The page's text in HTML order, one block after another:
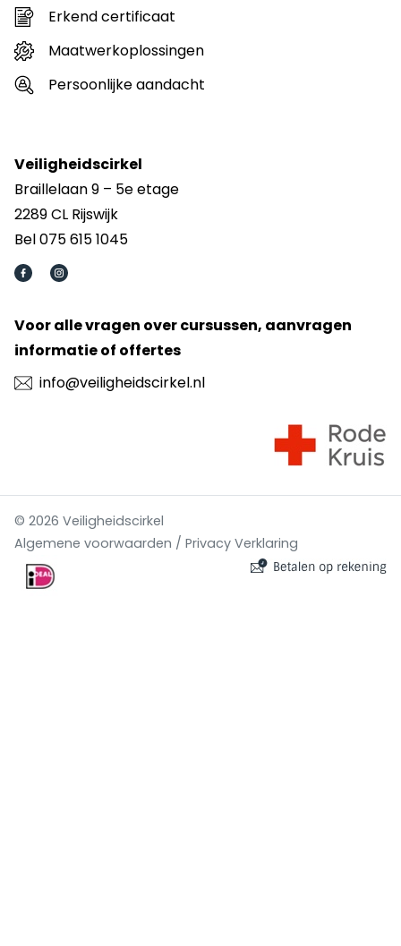
Erkend certificaat
Maatwerkoplossingen
Persoonlijke aandacht
Veiligheidscirkel
Braillelaan 9 – 5e etage
2289 CL Rijswijk
Bel 075 615 1045
Voor alle vragen over cursussen, aanvragen
informatie of offertes
info@veiligheidscirkel.nl
© 2026 Veiligheidscirkel
Algemene voorwaarden / Privacy Verklaring